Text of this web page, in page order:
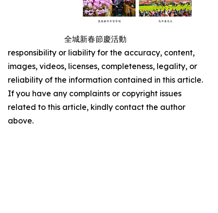
全城新春節慶活動
responsibility or liability for the accuracy, content,
images, videos, licenses, completeness, legality, or
reliability of the information contained in this article.
If you have any complaints or copyright issues
related to this article, kindly contact the author
above.